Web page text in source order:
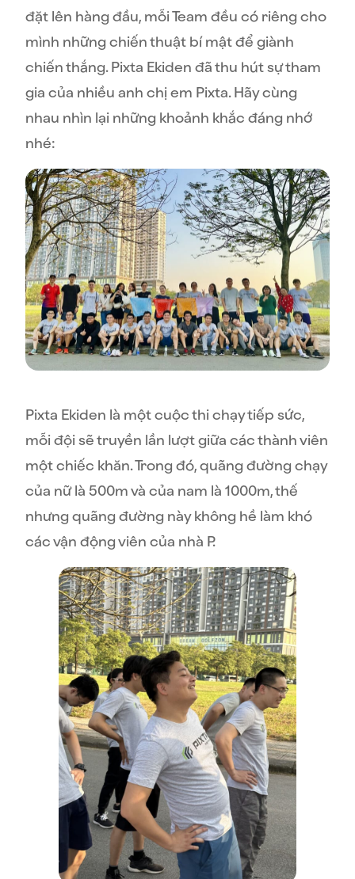
đặt lên hàng đầu, mỗi Team đều có riêng cho
mình những chiến thuật bí mật để giành
chiến thắng.Pixta Ekiden đã thu hút sự tham
gia của nhiều anh chị em Pixta. Hãy cùng
nhau nhìn lại những khoảnh khắc đáng nhớ
nhé:
Pixta Ekiden là một cuộc thi chạy tiếp sức,
mỗi đội sẽ truyền lần lượt giữa các thành viên
một chiếc khăn. Trong đó, quãng đường chạy
của nữ là 500m và của nam là 1000m, thế
nhưng quãng đường này không hề làm khó
các vận động viên của nhà P.